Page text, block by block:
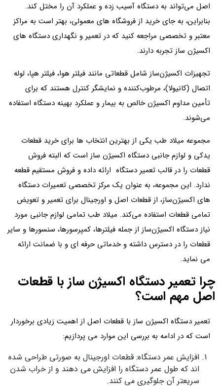
اصل می‌تواند به دستگاه آسیب زده و عملکرد آن را مختل کند.
بنابراین، به جای خرید از فروشگاه های معمولی، بهتر است به مراکز
معتبر و تخصصی مراجعه کنید که در تعمیر و نگهداری دستگاه های
اکسیژن ساز تجربه دارند.
تجهیزات اکسیژن‌ساز شامل قطعاتی مانند فیلتر هوا، فیلتر هپا، لوله
اتصال (کانیولا)، مرطوب‌کننده و نمایشگر کنترل هستند که برای
تأمین مداوم اکسیژن خالص به بیمار و عملکرد بهینه دستگاه استفاده
می‌شوند.
مجموعه میلاد طب یکی از بهترین انتخاب ها برای خرید قطعات
یدکی و لوازم جانبی دستگاه اکسیژن ساز است که البته فروش
قطعات را در قالب تعمیر دستگاه ارائه داده و فروش مستقیم قطعه
ندارد. این مجموعه، به عنوان یک مرکز تخصصی تعمیرات دستگاه
های اکسیژن‌ساز، از قطعات اصل و اورجینال برای تعمیر و تعویض
تمامی قطعات استفاده می‌کند. میلاد طب تمامی لوازم جانبی مورد
نیاز دستگاه اکسیژن‌ساز از جمله فیلترها، کمپرسورها، سنسورها و سایر
قطعات را در دسترس داشته و خدماتی حرفه ای و با ضمانت ارائه
می نماید.
چرا تعمیر دستگاه اکسیژن ساز با قطعات
اصل مهم است؟
تعمیر دستگاه اکسیژن ساز با قطعات اصل از اهمیت زیادی برخوردار
است که در ادامه به بررسی این موارد می پردازیم:
افزایش عمر دستگاه: قطعات اورجینال به صورتی طراحی شده
اند که طول عمر دستگاه را افزایش می دهند و از خراب شدن
سریعتر آن جلوگیری می کنند.